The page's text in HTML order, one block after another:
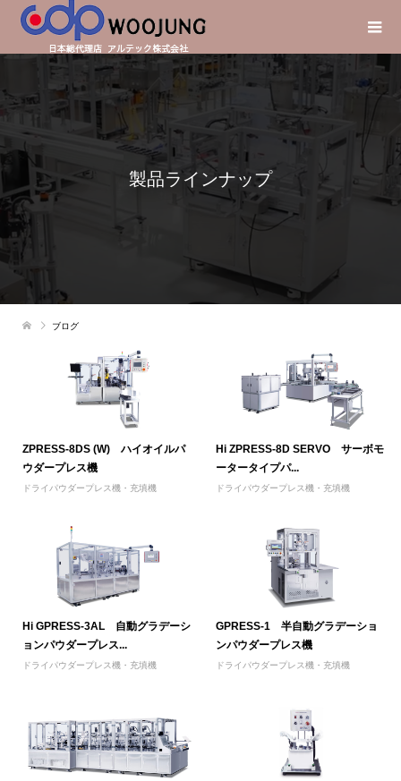
製品ラインナップ
ブログ
ZPRESS-8DS (W) ハイオイルパ
ウダープレス機
ドライパウダープレス機・充填機
Hi ZPRESS-8D SERVO サーボモ
ータータイプパ...
ドライパウダープレス機・充填機
Hi GPRESS-3AL 自動グラデーシ
ョンパウダープレス...
ドライパウダープレス機・充填機
GPRESS-1 半自動グラデーショ
ンパウダープレス機
ドライパウダープレス機・充填機